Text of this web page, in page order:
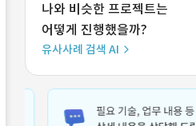
나와 비슷한 프로젝트는
어떻게 진행했을까?
유사사례 검색 AI